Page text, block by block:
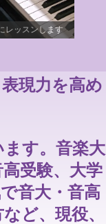
現力を高め
す。音楽大
受験、大学
音大・音高
ど、現役、